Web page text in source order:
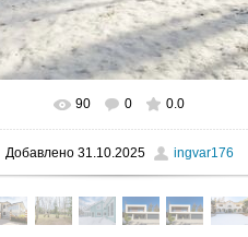
В реальном размере 1600x1067
90 0 0.0
Добавлено31.10.2025 ingvar176